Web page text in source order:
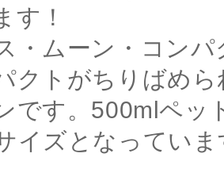
す！
・ムーン・コン
クトがちりばめ
です。500mlペッ
イズとなっていま